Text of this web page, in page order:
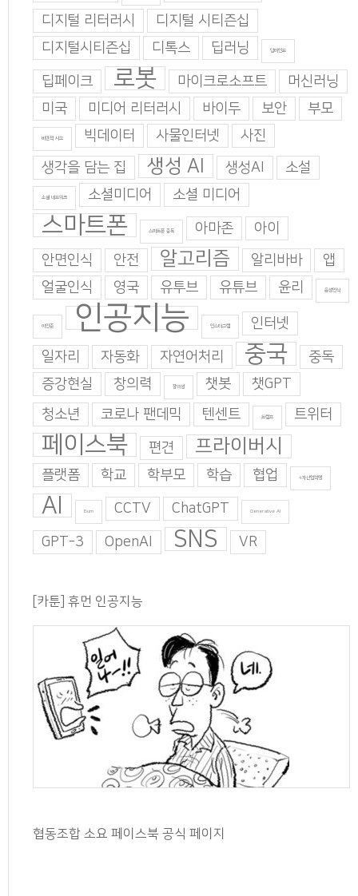
디지털 리터러시
디지털 시티즌십
디지털시티즌십
디톡스 딥러닝 딥마인드
딥페이크 로봇 마이크로소프트
머신러닝
미국
미디어 리터러시 바이두 보안 부모
비판적 사고 빅데이터 사물인터넷
사진
생각을 담는 집
생성 AI 생성AI 소설
소셜 네트워크 소셜미디어 소셜 미디어
스마트폰 스마트폰 중독 아마존
아이
안면인식
안전 알고리즘 알리바바
앱
얼굴인식
영국 유투브 유튜브 윤리 음성인식
이인준 인공지능 인스타그램 인터넷
일자리 자동화 자연어처리 중국
중독
증강현실
창의력 창의성 챗봇
챗GPT
청소년
코로나 팬데믹 텐센트 트럼프 트위터
페이스북 편견 프라이버시
플랫폼 학교 학부모 학습 협업 4차산업혁명
AI Burn CCTV ChatGPT Generative AI
GPT-3 OpenAI SNS VR
[카툰] 휴먼 인공지능
협동조합 소요 페이스북 공식 페이지